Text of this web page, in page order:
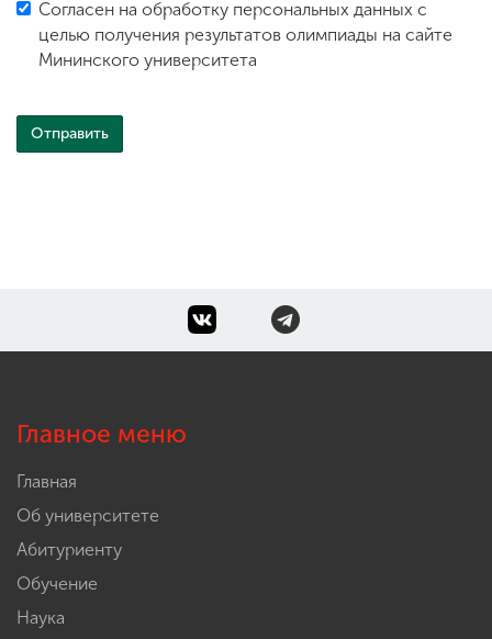
Согласен на обработку персональных данных с
целью получения результатов олимпиады на сайте
Мининского университета
Главное меню
Главная
Об университете
Абитуриенту
Обучение
Наука